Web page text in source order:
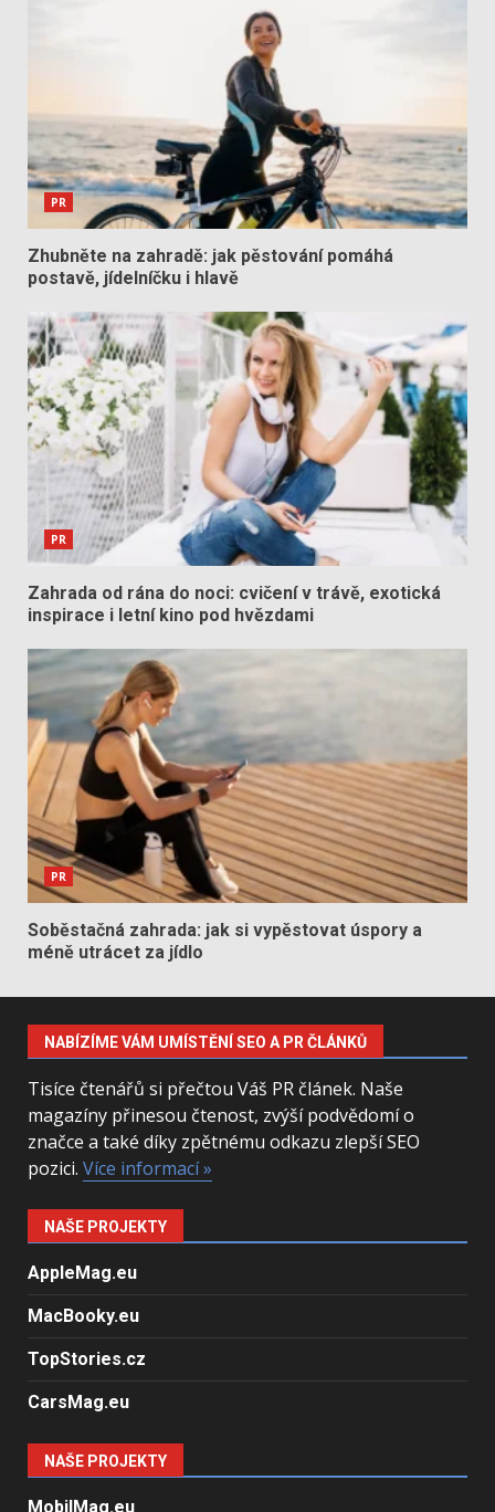
PR
Zhubněte na zahradě: jak pěstování pomáhá
postavě, jídelníčku i hlavě
PR
Zahrada od rána do noci: cvičení v trávě, exotická
inspirace i letní kino pod hvězdami
PR
Soběstačná zahrada: jak si vypěstovat úspory a
méně utrácet za jídlo
NABÍZÍME VÁM UMÍSTĚNÍ SEO A PR ČLÁNKŮ
Tisíce čtenářů si přečtou Váš PR článek. Naše
magazíny přinesou čtenost, zvýší podvědomí o
značce a také díky zpětnému odkazu zlepší SEO
pozici. Více informací »
NAŠE PROJEKTY
AppleMag.eu
MacBooky.eu
TopStories.cz
CarsMag.eu
NAŠE PROJEKTY
MobilMag.eu